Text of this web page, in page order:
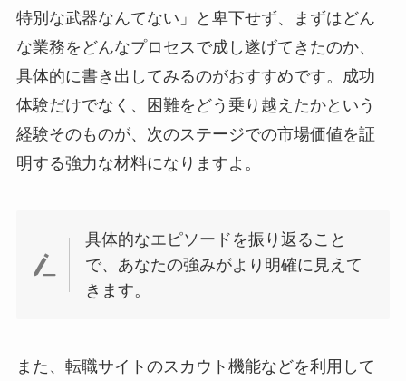
特別な武器なんてない」と卑下せず、まずはどん
な業務をどんなプロセスで成し遂げてきたのか、
具体的に書き出してみるのがおすすめです。成功
体験だけでなく、困難をどう乗り越えたかという
経験そのものが、次のステージでの市場価値を証
明する強力な材料になりますよ。
具体的なエピソードを振り返ること
で、あなたの強みがより明確に見えて
きます。
また、転職サイトのスカウト機能などを利用して